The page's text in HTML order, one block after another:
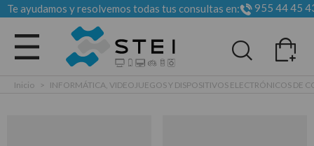
Te ayudamos y resolvemos todas tus consultas en: 955 44 45
Todas las categorias
Inicio > INFORMÁTICA, VIDEOJUEGOS Y DISPOSITIVOS ELECTRÓNICOS DE